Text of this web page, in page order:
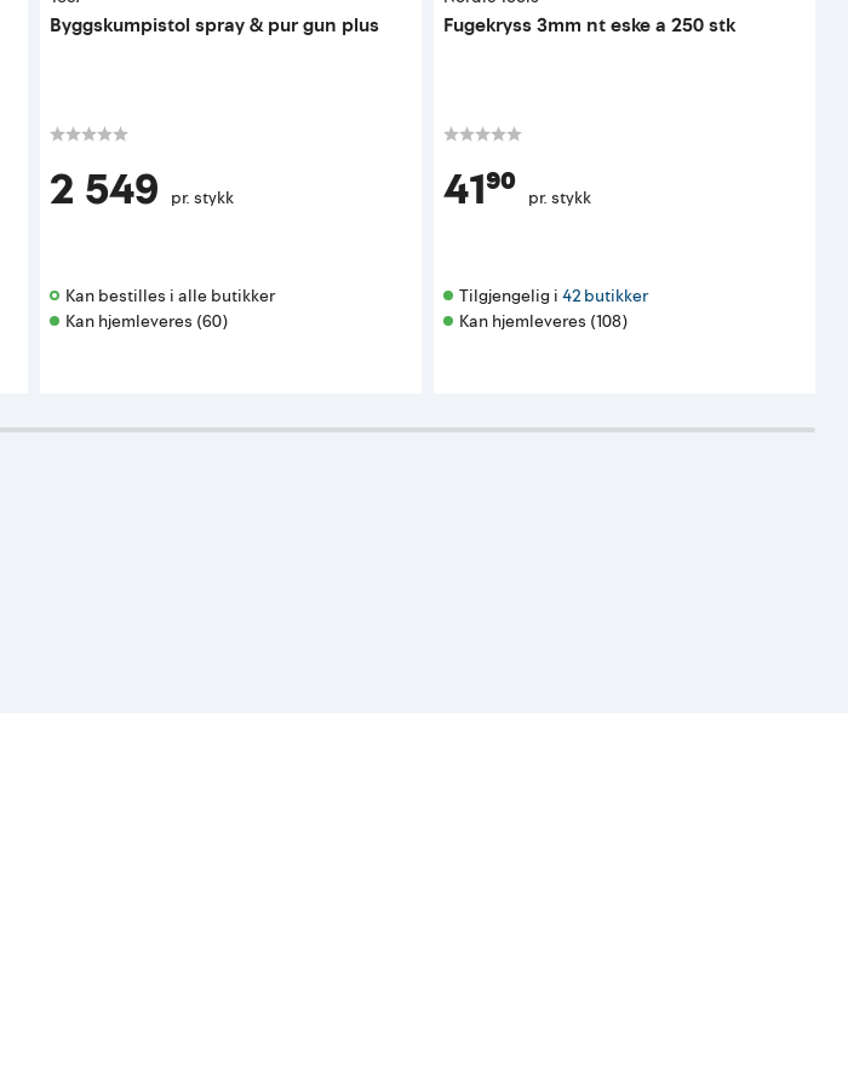
Byggskumpistol spray & pur gun plus
2 549 pr. stykk
Kan bestilles i alle butikker
Kan hjemleveres (60)
Fugekryss 3mm nt eske a 250 stk
41⁹⁰ pr. stykk
Tilgjengelig i 42 butikker
Kan hjemleveres (108)